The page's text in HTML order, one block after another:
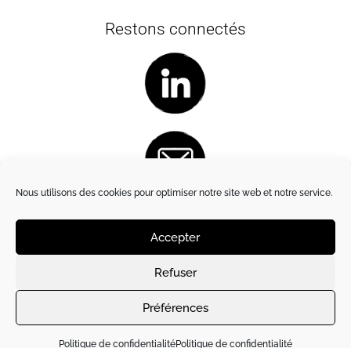
Nous utilisons des cookies pour optimiser notre site web et notre service.
Accepter
Refuser
Préférences
Politique de confidentialitéPolitique de confidentialité
Restons connectés
Site créé et hébergé parl’Artichaut de Paris
Mentions légales|Politique des cookies